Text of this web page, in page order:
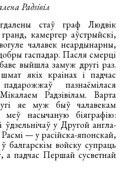
Радзівіл
стаў граф Людвік
камергер аўстрыйскі,
чалавек неардынарны,
гаспадар. Пасля смерці
выйшла замуж другі раз.
якіх краінах і падчас
пазнаёмілася
Радзівілам. Варта
яе муж быў чалавекам
насычаную біяграфію:
ўдзельнічаў у Другой англа-
— у расійска-японскай,
балгарскім войску супраць
а падчас Першай сусветнай